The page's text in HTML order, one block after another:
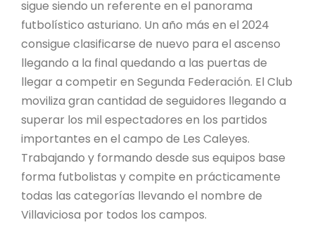
sigue siendo un referente en el panorama
futbolístico asturiano. Un año más en el 2024
consigue clasificarse de nuevo para el ascenso
llegando a la final quedando a las puertas de
llegar a competir en Segunda Federación. El Club
moviliza gran cantidad de seguidores llegando a
superar los mil espectadores en los partidos
importantes en el campo de Les Caleyes.
Trabajando y formando desde sus equipos base
forma futbolistas y compite en prácticamente
todas las categorías llevando el nombre de
Villaviciosa por todos los campos.